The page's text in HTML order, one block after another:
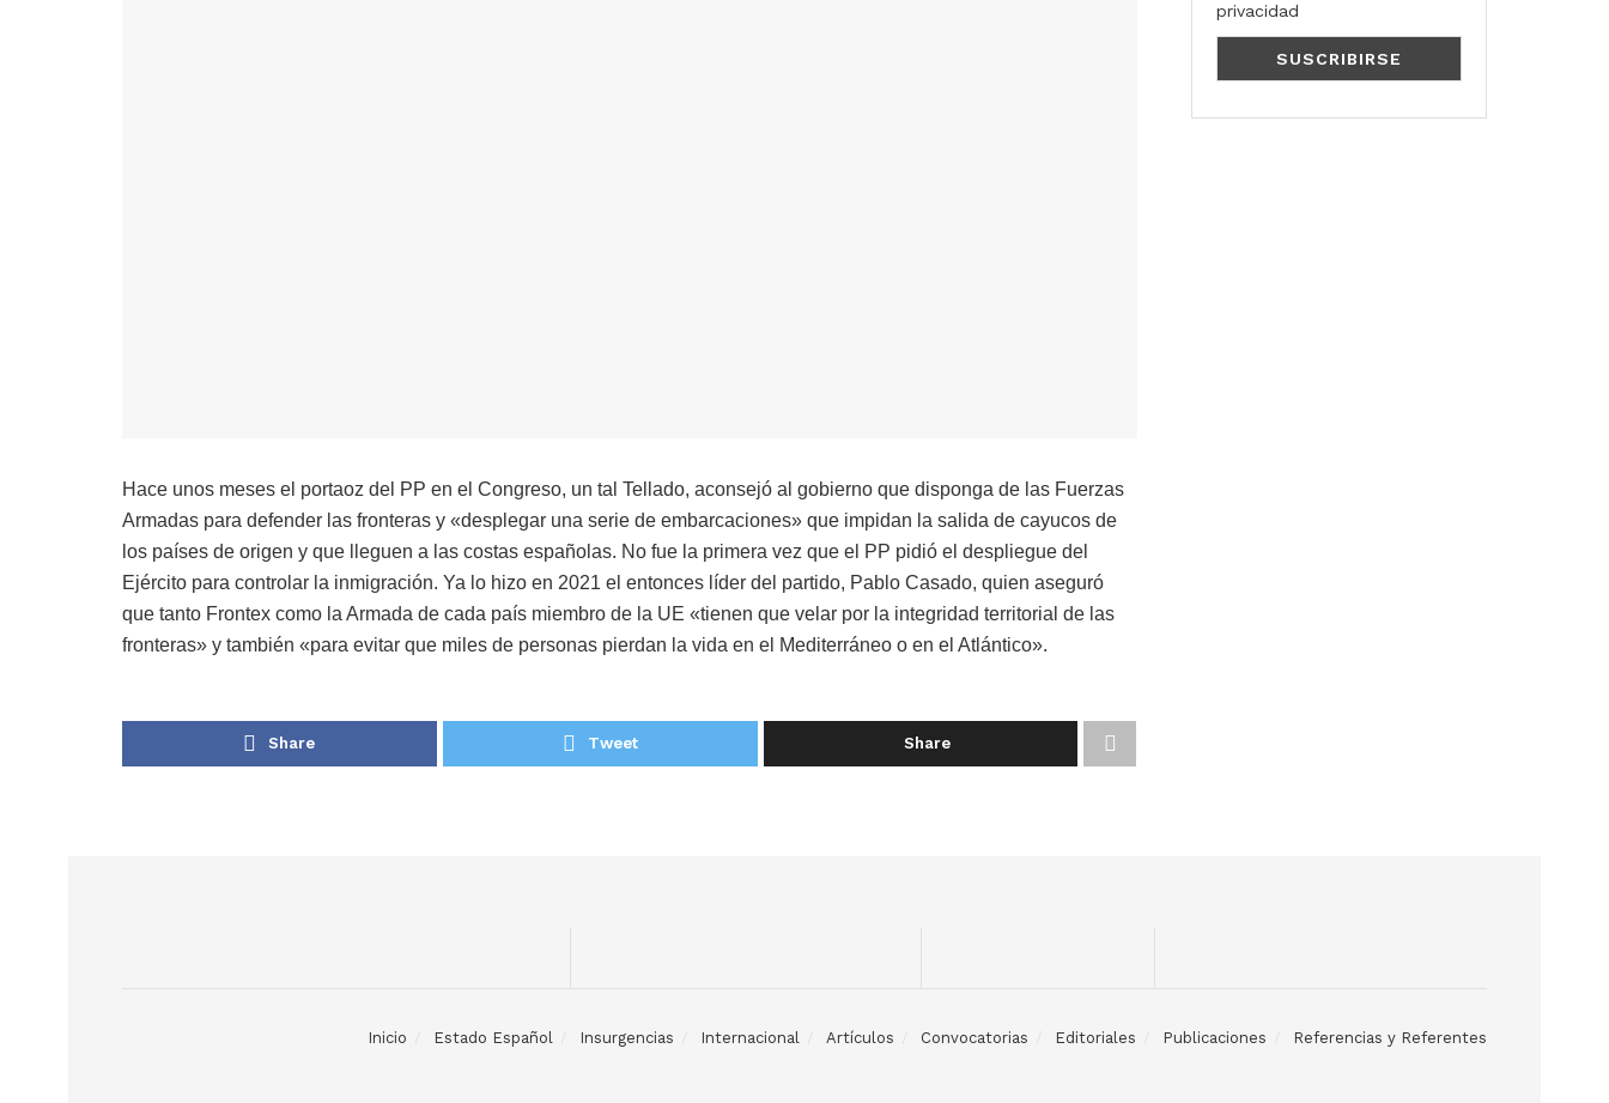
Hace unos meses el portaoz del PP en el Congreso, un tal Tellado, aconsejó al gobierno que disponga de las Fuerzas
Armadas para defender las fronteras y «desplegar una serie de embarcaciones» que impidan la salida de cayucos de
los países de origen y que lleguen a las costas españolas. No fue la primera vez que el PP pidió el despliegue del
Ejército para controlar la inmigración. Ya lo hizo en 2021 el entonces líder del partido, Pablo Casado, quien aseguró
que tanto Frontex como la Armada de cada país miembro de la UE «tienen que velar por la integridad territorial de las
fronteras» y también «para evitar que miles de personas pierdan la vida en el Mediterráneo o en el Atlántico».
Share Tweet Share
privacidad
Inicio Estado Español Insurgencias Internacional Artículos Convocatorias Editoriales Publicaciones Referencias y Referentes